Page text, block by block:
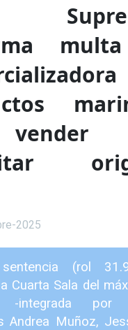
2025
(rol
Cuarta Sala del
-integrada por
Andrea Muñoz,